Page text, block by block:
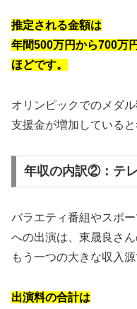
推定される金額は
年間500万円から700万円
ほどです。
オリンピックでのメダル
支援金が増加していると
年収の内訳②：テ
バラエティ番組やスポ
への出演は、東晟良さ
もう一つの大きな収入源
出演料の合計は